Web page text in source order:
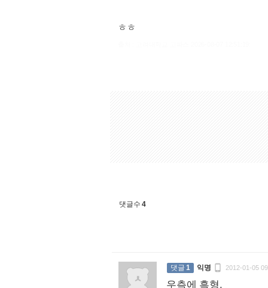
ㅎㅎ
댓글수4
댓글1 익명  2012-01-05
우측에 흑형.